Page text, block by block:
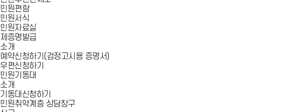
민원편람
민원서식
민원자료실
제증명발급
소개
예약신청하기(검정고시용 증명서)
우편신청하기
민원기동대
소개
기동대신청하기
민원취약계층 상담창구